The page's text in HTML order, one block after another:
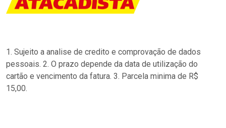
1. Sujeito a analise de credito e comprovação de dados
pessoais. 2. O prazo depende da data de utilização do
cartão e vencimento da fatura. 3. Parcela minima de R$
15,00.